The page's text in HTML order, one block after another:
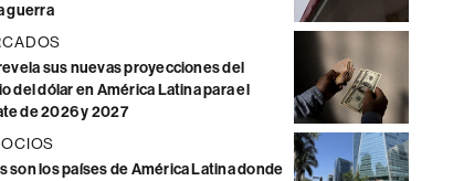
guerra
sus nuevas proyecciones del
del dólar en América Latina para el
de 2026 y 2027
son los países de América Latina donde